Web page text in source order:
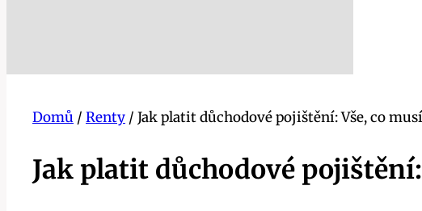
Domů / Renty / Jak platit důchodové pojištění: Vše, co
Jak platit důchodové